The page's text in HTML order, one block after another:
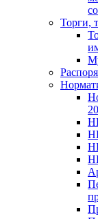
Торги,